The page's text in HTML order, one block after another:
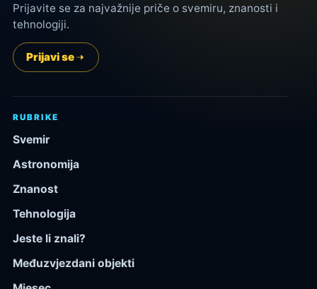
Prijavite se za najvažnije priče o svemiru, znanosti i
tehnologiji.
Prijavi se
RUBRIKE
Svemir
Astronomija
Znanost
Tehnologija
Jeste li znali?
Međuzvjezdani objekti